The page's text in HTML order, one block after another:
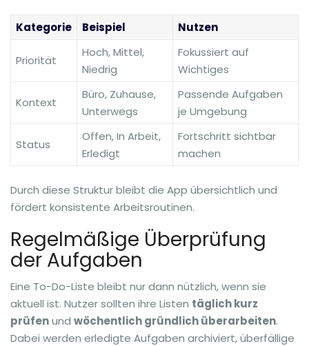
Kategorie Beispiel Nutzen
Priorität
Hoch, Mittel,
Niedrig
Fokussiert auf
Wichtiges
Kontext
Büro, Zuhause,
Unterwegs
Passende Aufgaben
je Umgebung
Status
Offen, In Arbeit,
Erledigt
Fortschritt sichtbar
machen
Durch diese Struktur bleibt die App übersichtlich und
fördert konsistente Arbeitsroutinen.
Regelmäßige Überprüfung
der Aufgaben
Eine To-Do-Liste bleibt nur dann nützlich, wenn sie
aktuell ist. Nutzer sollten ihre Listen täglich kurz
prüfenund wöchentlich gründlich überarbeiten.
Dabei werden erledigte Aufgaben archiviert, überfällige